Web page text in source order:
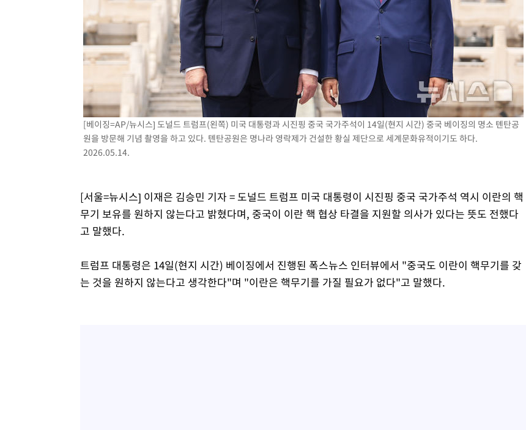
서울 열대야 15일째 지속…비공식 '초열대야' 30도 넘어
[속보]코스닥, 2.15포인트(0.27%) 내린 797.44 출발
[속보]코스피, 119.51포인트(1.81%) 내린 6478.75 개장
6월 경상수지 497.3억 달러…두 달 연속 사상 최대
서울 낮 39도 '폭염중대경보'…40도 관측 가능성도
미 워싱턴주 스포캔 시의 통제불능 3개 산불, 방화선 일부 구축
[속보] 호르무즈 해협 이란-오만 협상 기대속 뉴욕증시 혼조 마감 다우
[베이징=AP/뉴시스] 도널드 트럼프(왼쪽) 미국 대통령과 시진핑 중국 국가주석이 14일(현지 시간) 중국 베이징의 명소 톈탄공
원을 방문해 기념 촬영을 하고 있다. 톈탄공원은 명나라 영락제가 건설한 황실 제단으로 세계문화유적이기도 하다.
2026.05.14.
[서울=뉴시스] 이재은 김승민 기자 = 도널드 트럼프 미국 대통령이 시진핑 중국 국가주석 역시 이란의 핵
무기 보유를 원하지 않는다고 밝혔다며, 중국이 이란 핵 협상 타결을 지원할 의사가 있다는 뜻도 전했다
고 말했다.
트럼프 대통령은 14일(현지 시간) 베이징에서 진행된 폭스뉴스 인터뷰에서 "중국도 이란이 핵무기를 갖
는 것을 원하지 않는다고 생각한다"며 "이란은 핵무기를 가질 필요가 없다"고 말했다.